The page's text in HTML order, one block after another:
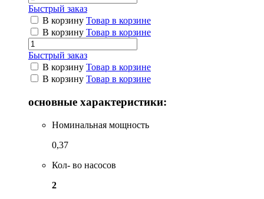
Быстрый заказ
В корзину Товар в корзине
В корзину Товар в корзине
Быстрый заказ
В корзину Товар в корзине
В корзину Товар в корзине
основные характеристики:
Номинальная мощность
0,37
Кол- во насосов
2